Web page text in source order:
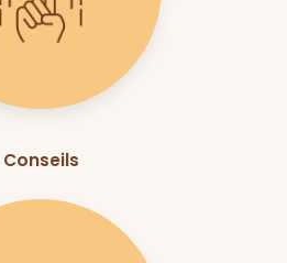
Conseils